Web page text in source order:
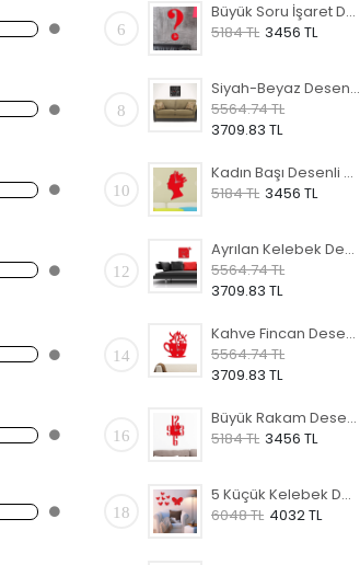
6
Büyük Soru İşaret Desenli Kırmızı Dekoratif Duvar Saati
5184 TL 3456 TL
8
Siyah-Beyaz Desenli Siyah Dekoratif Duvar Saati
5564.74 TL
3709.83 TL
10
Kadın Başı Desenli Kırmızı Dekoratif Duvar Saati
5184 TL 3456 TL
12
Ayrılan Kelebek Desenli Kırmızı Dekoratif Duvar Saati
5564.74 TL
3709.83 TL
14
Kahve Fincan Desenli Kırmızı Dekoratif Duvar Saati
5564.74 TL
3709.83 TL
16
Büyük Rakam Desenli Kırmızı Dekoratif Duvar Saati
5184 TL 3456 TL
18
5 Küçük Kelebek Desenli Kırmızı Dekoratif Duvar Saati
6048 TL 4032 TL